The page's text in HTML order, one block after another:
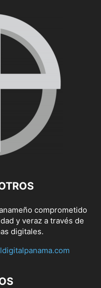
comprometido
y veraz a través de
digitales.